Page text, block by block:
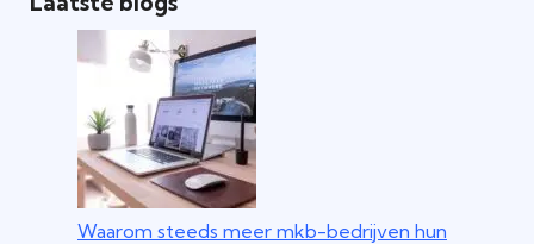
Waarom steeds meer mkb-bedrijven hun